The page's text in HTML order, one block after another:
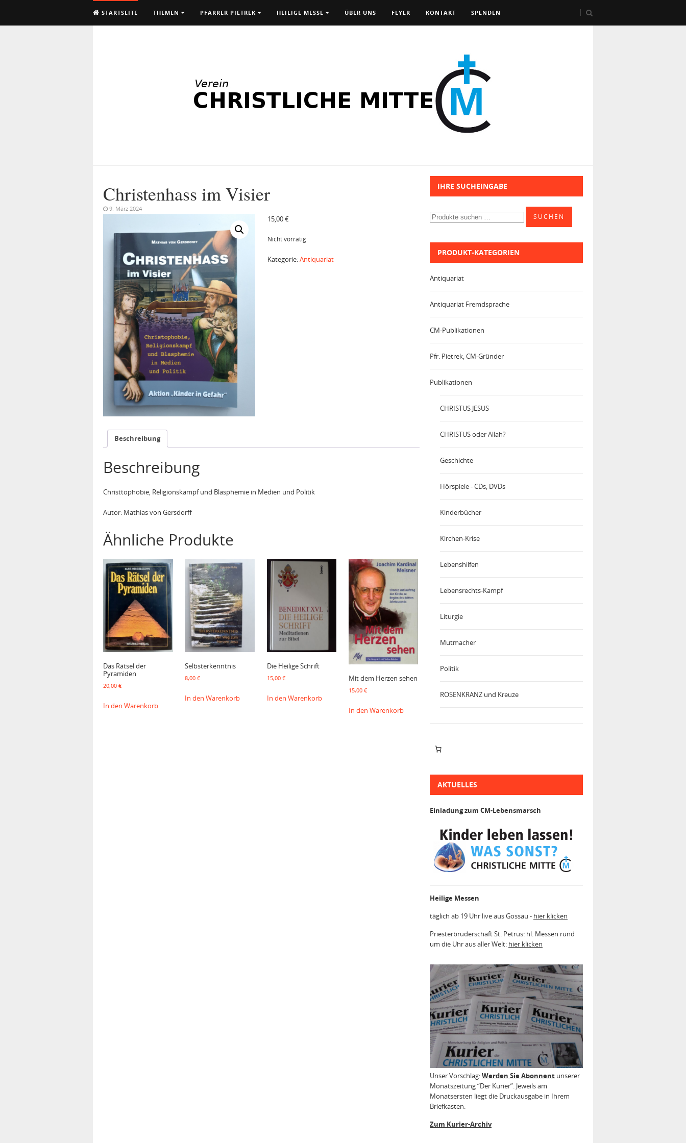
STARTSEITE THEMEN PFARRER PIETREK HEILIGE MESSE ÜBER UNS FLYER KONTAKT SPENDEN
Christenhass im Visier
9. März 2024
15,00€
Nicht vorrätig
Kategorie:Antiquariat
Beschreibung
Beschreibung
Christtophobie, Religionskampf und Blasphemie in Medien und Politik
Autor: Mathias von Gersdorff
Ähnliche Produkte
Das Rätsel der
Pyramiden
20,00 €
In den Warenkorb
Selbsterkenntnis
8,00€
In den Warenkorb
Die Heilige Schrift
15,00 €
In den Warenkorb
Mit dem Herzen sehen
15,00 €
In den Warenkorb
IHRE SUCHEINGABE
Suchen
nach:
SUCHEN
PRODUKT-KATEGORIEN
Antiquariat
Antiquariat Fremdsprache
CM-Publikationen
Pfr. Pietrek, CM-Gründer
Publikationen
CHRISTUS JESUS
CHRISTUS oder Allah?
Geschichte
Hörspiele - CDs, DVDs
Kinderbücher
Kirchen-Krise
Lebenshilfen
Lebensrechts-Kampf
Liturgie
Mutmacher
Politik
ROSENKRANZ und Kreuze
AKTUELLES
Einladung zum CM-Lebensmarsch
Heilige Messen
täglich ab 19 Uhr live aus Gossau - hier klicken
Priesterbruderschaft St. Petrus: hl. Messen rund
um die Uhr aus aller Welt: hier klicken
Unser Vorschlag:Werden Sie Abonnent unserer
Monatszeitung “Der Kurier”. Jeweils am
Monatsersten liegt die Druckausgabe in Ihrem
Briefkasten.
Zum Kurier-Archiv